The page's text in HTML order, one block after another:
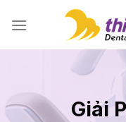
Giải